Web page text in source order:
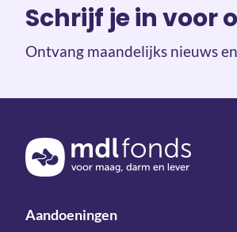
Schrijf je in voor
Ontvang maandelijks nieuws
Terug naar de homepage
Aandoeningen